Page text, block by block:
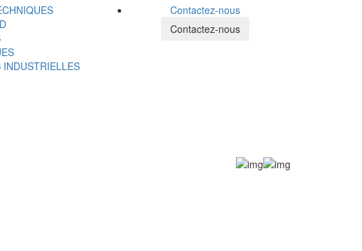
Contactez-nous
Contactez-nous